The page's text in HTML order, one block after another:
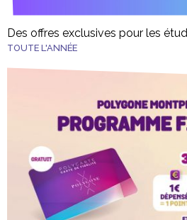
Des offres exclusives pour les
TOUTE L'ANNÉE